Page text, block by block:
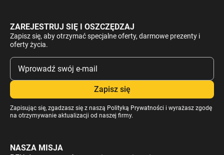
ZAREJESTRUJ SIĘ I OSZCZĘDZAJ
Zapisz się, aby otrzymać specjalne oferty, darmowe prezenty i
oferty życia.
Zapisując się, zgadzasz się z naszą Polityką Prywatności i wyrażasz zgodę
na otrzymywanie aktualizacji od naszej firmy.
NASZA MISJA